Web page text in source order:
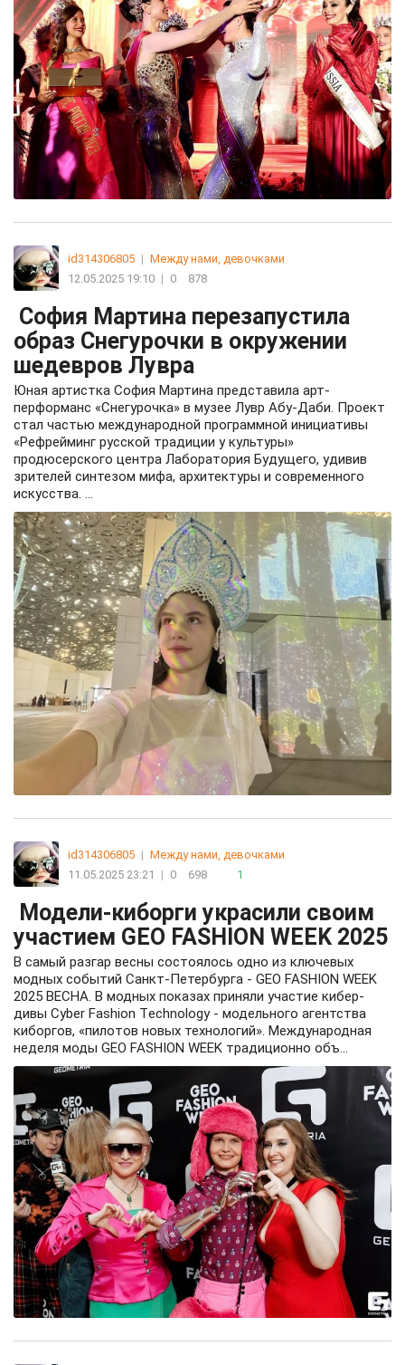
id314306805 | Между нами, девочками
12.05.2025 19:10 | 0 878
София Мартина перезапустила
образ Снегурочки в окружении
шедевров Лувра
Юная артистка София Мартина представила арт-
перформанс «Снегурочка» в музее Лувр Абу-Даби. Проект
стал частью международной программной инициативы
«Рефрейминг русской традиции у культуры»
продюсерского центра Лаборатория Будущего, удивив
зрителей синтезом мифа, архитектуры и современного
искусства. ...
id314306805 | Между нами, девочками
11.05.2025 23:21
| 0 698 1
Модели-киборги украсили своим
участием GEO FASHION WEEK 2025
В самый разгар весны состоялось одно из ключевых
модных событий Санкт-Петербурга - GEO FASHION WEEK
2025 BECHA. В модных показах приняли участие кибер-
дивы Cyber Fashion Tеchnology - модельного агентства
киборгов, «пилотов новых технологий». Международная
неделя моды GEO FASHION WEEK традиционно объ...